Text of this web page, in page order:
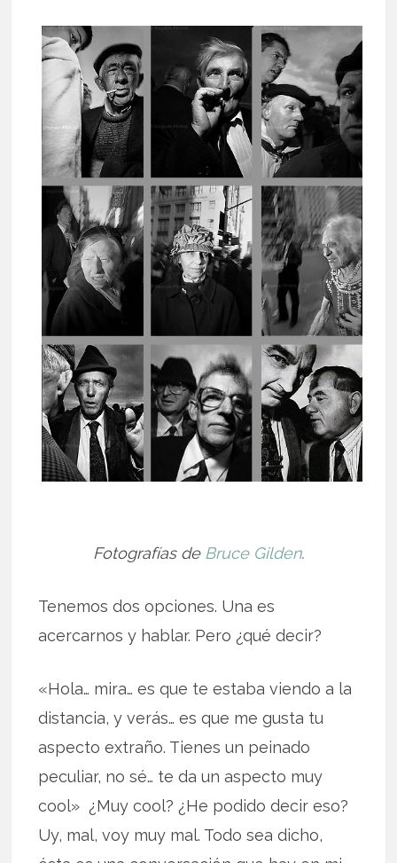
Fotografías deBruce Gilden.
Tenemos dos opciones. Una es
acercarnos y hablar. Pero ¿qué decir?
«Hola… mira… es que te estaba viendo a la
distancia, y verás… es que me gusta tu
aspecto extraño. Tienes un peinado
peculiar, no sé… te da un aspecto muy
cool» ¿Muy cool? ¿He podido decir eso?
Uy, mal, voy muy mal. Todo sea dicho,